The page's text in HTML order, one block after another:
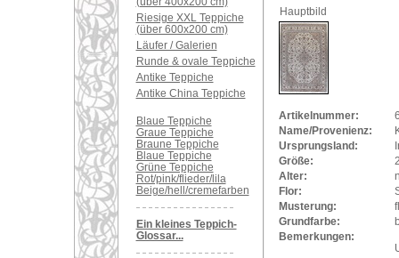
Riesige XXL Teppiche
(über 600x200 cm)
Läufer / Galerien
Runde & ovale Teppiche
Antike Teppiche
Antike China Teppiche
Blaue Teppiche
Graue Teppiche
Braune Teppiche
Blaue Teppiche
Grüne Teppiche
Rot/pink/flieder/lila
Beige/hell/cremefarben
Ein kleines Teppich-
Glossar...
Hauptbild
Artikelnummer:
Name/Provenienz:
Ursprungsland:
Größe:
Alter:
Flor:
Musterung:
Grundfarbe:
Bemerkungen: